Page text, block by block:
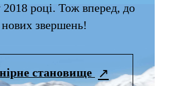
2018 році. Тож вперед, до
нових звершень!
становище